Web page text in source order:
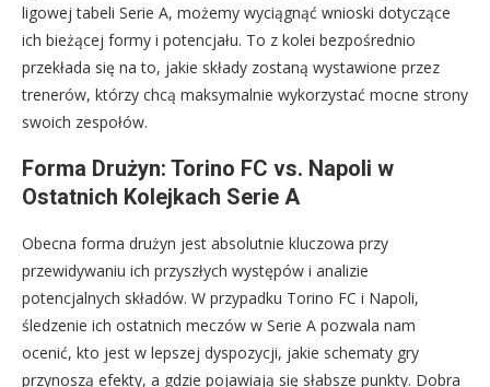
ligowej tabeli Serie A, możemy wyciągnąć wnioski dotyczące
ich bieżącej formy i potencjału. To z kolei bezpośrednio
przekłada się na to, jakie składy zostaną wystawione przez
trenerów, którzy chcą maksymalnie wykorzystać mocne strony
swoich zespołów.
Forma Drużyn: Torino FC vs. Napoli w
Ostatnich Kolejkach Serie A
Obecna forma drużyn jest absolutnie kluczowa przy
przewidywaniu ich przyszłych występów i analizie
potencjalnych składów. W przypadku Torino FC i Napoli,
śledzenie ich ostatnich meczów w Serie A pozwala nam
ocenić, kto jest w lepszej dyspozycji, jakie schematy gry
przynoszą efekty, a gdzie pojawiają się słabsze punkty. Dobra